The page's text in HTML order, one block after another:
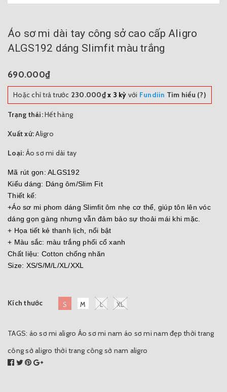
Áo sơ mi dài tay công sở cao cấp Aligro
ALGS192 dáng Slimfit màu trắng
690.000₫
Hoặc chỉ trả trước 230.000₫x 3 kỳ với Fundiin Tìm hiểu (?)
Trạng thái:Hết hàng
Xuất xứ:Aligro
Loại: Áo sơ mi dài tay
Mã rút gọn: ALGS192
Kiểu dáng: Dáng ôm/Slim Fit
Thiết kế:
+Áo sơ mi phom dáng Slimfit ôm nhẹ cơ thể, giúp tôn lên vóc
dáng gọn gàng nhưng vẫn đảm bảo sự thoải mái khi mặc.
+ Họa tiết kẻ thanh lịch, nổi bật
+ Màu sắc: màu trắng phối cổ xanh
Chất liệu: Cotton chống nhăn
Size: XS/S/M/L/XL/XXL
Kích thước S M L XL
TAGS: áo sơ mi aligro Áo sơ mi nam áo sơ mi nam đẹp thời trang
công sở aligro thời trang công sở nam aligro